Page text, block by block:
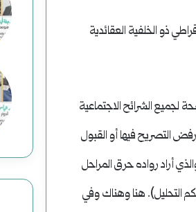
ذو الخلفية العقائدية
الشرائح الاجتماعية
التصريح فيها أو القبول
أراد رواده حرق المراحل
التحليل). هنا وهناك وفي